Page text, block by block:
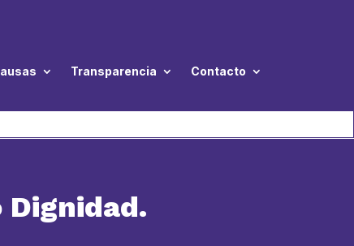
Transparencia Contacto
Dignidad.